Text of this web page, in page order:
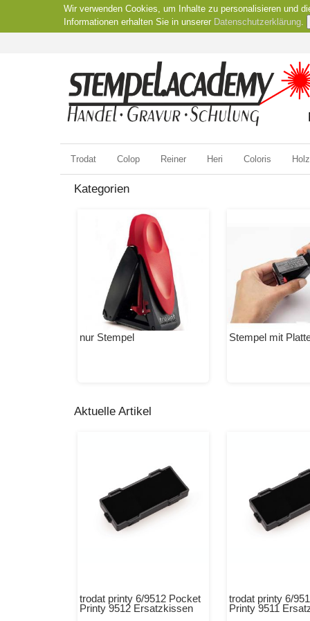
Wir verwenden Cookies, um Inhalte zu personalisieren und
Informationen erhalten Sie in unserer Datenschutzerklärung.
Trodat Colop Reiner Heri Coloris
Kategorien
nur Stempel Stempel mit
Aktuelle Artikel
trodat printy 6/9512 Pocket
Printy 9512 Ersatzkissen
trodat printy 6/
Printy 9511